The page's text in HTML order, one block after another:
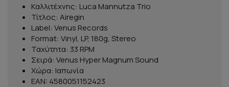
Καλλιτέχνης: Luca Mannutza Trio
Τίτλος: Airegin
Label: Venus Records
Format: Vinyl, LP, 180g, Stereo
Ταχύτητα: 33 RPM
Σειρά: Venus Hyper Magnum Sound
Χώρα: Ιαπωνία
EAN: 4580051152423